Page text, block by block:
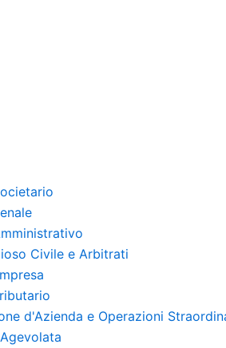
Civile e Arbitrati
d'Azienda e Operazioni